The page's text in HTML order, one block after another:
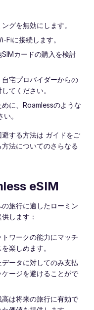
グを無効にします。
Fiに接続します。
カードの購入を検討
宅プロバイダーからの
てください。
に、Roamlessのような
。
する方法は ガイドをご
法についてのさらなる
eSIM
旅行に適したローミン
します：
ワークの能力にマッチ
楽しめます。
ータに対してのみ支払
ージを避けることがで
は将来の旅行に有効で